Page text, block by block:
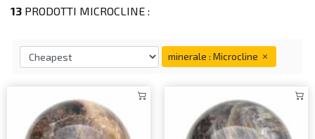
13 PRODOTTI MICROCLINE :
minerale : Microcline